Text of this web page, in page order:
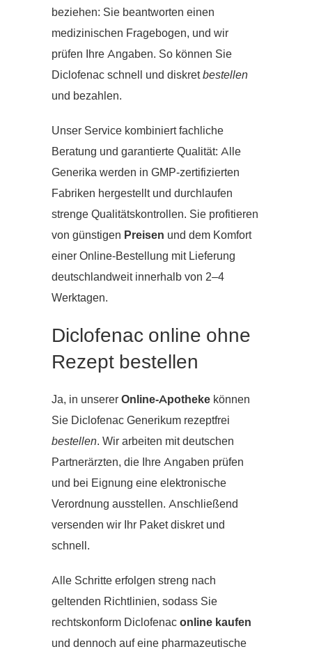
beziehen: Sie beantworten einen
medizinischen Fragebogen, und wir
prüfen Ihre Angaben. So können Sie
Diclofenac schnell und diskretbestellen
und bezahlen.
Unser Service kombiniert fachliche
Beratung und garantierte Qualität: Alle
Generika werden in GMP-zertifizierten
Fabriken hergestellt und durchlaufen
strenge Qualitätskontrollen. Sie profitieren
von günstigen Preisen und dem Komfort
einer Online-Bestellung mit Lieferung
deutschlandweit innerhalb von 2–4
Werktagen.
Diclofenac online ohne
Rezept bestellen
Ja, in unsererOnline-Apotheke können
Sie Diclofenac Generikum rezeptfrei
bestellen. Wir arbeiten mit deutschen
Partnerärzten, die Ihre Angaben prüfen
und bei Eignung eine elektronische
Verordnung ausstellen. Anschließend
versenden wir Ihr Paket diskret und
schnell.
Alle Schritte erfolgen streng nach
geltenden Richtlinien, sodass Sie
rechtskonform Diclofenaconline kaufen
und dennoch auf eine pharmazeutische